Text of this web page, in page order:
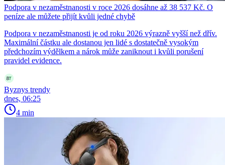
Podpora v nezaměstnanosti v roce 2026 dosáhne až 38 537 Kč. O
peníze ale můžete přijít kvůli jedné chybě
Podpora v nezaměstnanosti je od roku 2026 výrazně vyšší než dřív.
Maximální částku ale dostanou jen lidé s dostatečně vysokým
předchozím výdělkem a nárok může zaniknout i kvůli porušení
pravidel evidence.
Byznys trendy
dnes, 06:25
4 min